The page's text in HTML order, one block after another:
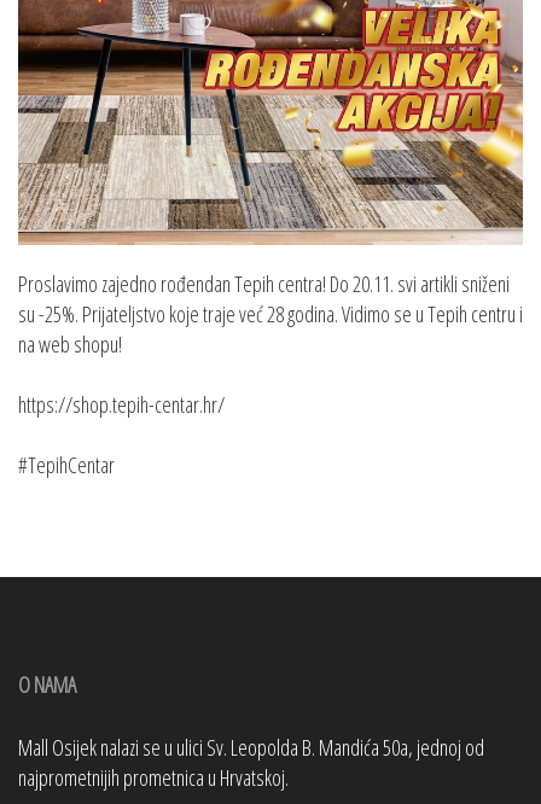
Proslavimo zajedno rođendan Tepih centra! Do 20.11. svi artikli sniženi
su -25%. Prijateljstvo koje traje već 28 godina. Vidimo se u Tepih centru i
na web shopu!
https://shop.tepih-centar.hr/
#TepihCentar
O NAMA
Mall Osijek nalazi se u ulici Sv. Leopolda B. Mandića 50a, jednoj od
najprometnijih prometnica u Hrvatskoj.